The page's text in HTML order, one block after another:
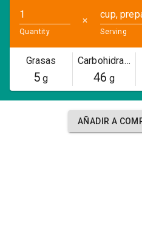
Quantity
✕
cup,
Serving
Grasas
5 g
Carbohidratos
46 g
AÑADIR A